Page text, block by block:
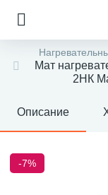
Мат
2НК
Описание
-7%